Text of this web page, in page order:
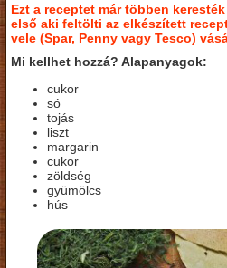
Ezt a receptet már többen
első aki feltölti az elkészített
vele (Spar, Penny vagy Tesco)
Mi kellhet hozzá? Alapanyagok:
cukor
só
tojás
liszt
margarin
cukor
zöldség
gyümölcs
hús